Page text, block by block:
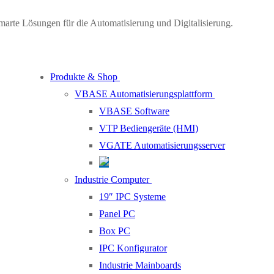
Lösungen für die Automatisierung und Digitalisierung.
Produkte & Shop
VBASE Automatisierungsplattform
VBASE Software
VTP Bediengeräte (HMI)
VGATE Automatisierungsserver
Industrie Computer
19″ IPC Systeme
Panel PC
Box PC
IPC Konfigurator
Industrie Mainboards